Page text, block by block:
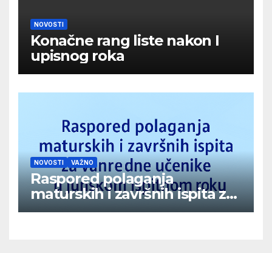
NOVOSTI
Konačne rang liste nakon I
upisnog roka
NOVOSTI VAŽNO
Raspored polaganja
maturskih i završnih ispita za
vanredne učenike u junskom